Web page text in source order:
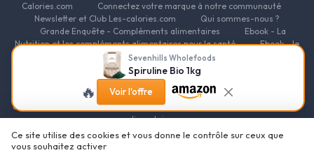
Sevenhills Wholefoods
Spiruline Bio 1kg
🔥 Voir l'offre
Calories.com
Connectez votre marque à notre communauté
Newsletter et Club Les-calories.com
Qui sommes-nous ?
Grande Enquête - Compléments alimentaires
Ebook - La
Nutrition et les compléments alimentaires pour la santé
Ebook - le
guide des fondamentaux de la nutrition
Ebook - Nutrition pour
l'Énergie et la Vitalité
Ebook - Nutrition et compléments
alimentaires pour le sport
Ebook - Nutrition et compléments
alimentaires pour la beauté
Ebook - Nutrition et complements
alimentaires pour la minceur
Ressources Nutrition et Compléments
alimentaires
© Les-calories.com 2026
Ce site utilise des cookies et vous donne le contrôle sur ceux que
vous souhaitez activer